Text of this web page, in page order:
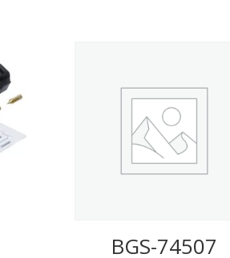
BGS-74507